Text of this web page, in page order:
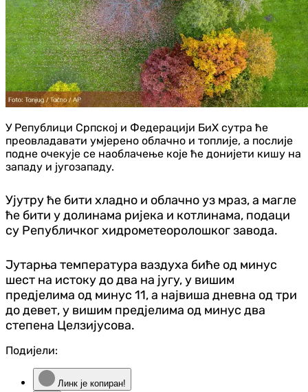
У Републици Српској и Федерацији БиХ сутра ће
преовладавати умјерено облачно и топлије, а послије
подне очекује се наоблачење које ће донијети кишу на
западу и југозападу.
Ујутру ће бити хладно и облачно уз мраз, а магле
ће бити у долинама ријека и котлинама, подаци
су Републичког хидрометеоролошког завода.
Јутарња температура ваздуха биће од минус
шест на истоку до два на југу, у вишим
пред‌јелима од минус 11, а највиша дневна од три
до девет, у вишим пред‌јелима од минус два
степена Целзијусова.
Подијели:
Линк је копиран!